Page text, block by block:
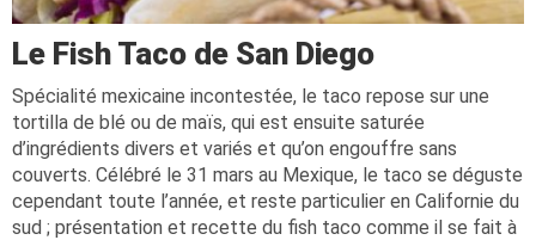
Le Fish Taco de San Diego
Spécialité mexicaine incontestée, le taco repose sur une
tortilla de blé ou de maïs, qui est ensuite saturée
d’ingrédients divers et variés et qu’on engouffre sans
couverts. Célébré le 31 mars au Mexique, le taco se déguste
cependant toute l’année, et reste particulier en Californie du
sud ; présentation et recette du fish taco comme il se fait à